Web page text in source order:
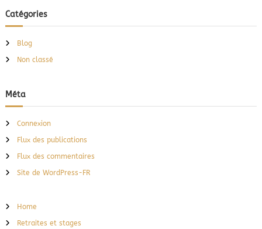
Catégories
Blog
Non classé
Méta
Connexion
Flux des publications
Flux des commentaires
Site de WordPress-FR
Home
Retraites et stages